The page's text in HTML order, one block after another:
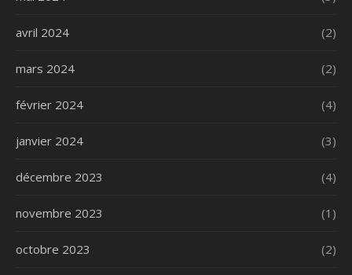
avril 2024 (2)
mars 2024 (2)
février 2024 (4)
janvier 2024 (3)
décembre 2023 (4)
novembre 2023 (1)
octobre 2023 (2)